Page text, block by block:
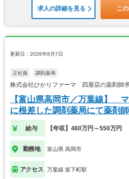
求人の詳細を見る こ
更新日：2026年8月7日
正社員 調剤薬局
株式会社ひかりファーマ 四屋店の薬剤師
【富山県高岡市／万葉線】
に根差した調剤薬局にて薬剤
給与 【年収】460万円～550万円
勤務地 富山県 高岡市
アクセス 万葉線 坂下町駅